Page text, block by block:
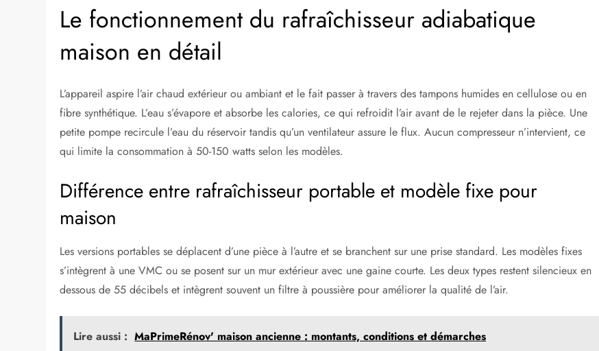
Le fonctionnement du rafraîchisseur adiabatique
maison en détail
L’appareil aspire l’air chaud extérieur ou ambiant et le fait passer à travers des tampons humides en cellulose ou en
fibre synthétique. L’eau s’évapore et absorbe les calories, ce qui refroidit l’air avant de le rejeter dans la pièce. Une
petite pompe recircule l’eau du réservoir tandis qu’un ventilateur assure le flux. Aucun compresseur n’intervient, ce
qui limite la consommation à 50-150 watts selon les modèles.
Différence entre rafraîchisseur portable et modèle fixe pour
maison
Les versions portables se déplacent d’une pièce à l’autre et se branchent sur une prise standard. Les modèles fixes
s’intègrent à une VMC ou se posent sur un mur extérieur avec une gaine courte. Les deux types restent silencieux en
dessous de 55 décibels et intègrent souvent un filtre à poussière pour améliorer la qualité de l’air.
Lire aussi : MaPrimeRénov' maison ancienne : montants, conditions et démarches